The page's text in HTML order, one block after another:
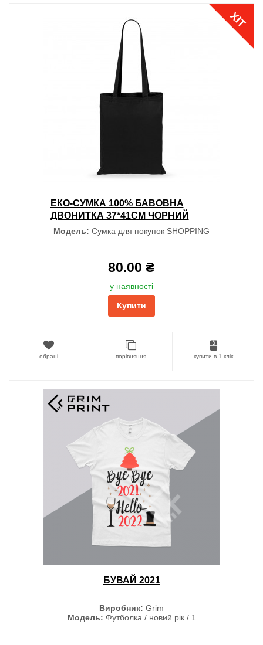
ХІТ
ЕКО-СУМКА 100% БАВОВНА
ДВОНИТКА 37*41СМ ЧОРНИЙ
Модель: Сумка для покупок SHOPPING
80.00 ₴
у наявності
Купити
обрані порівняння купити в 1 клік
БУВАЙ 2021
Виробник: Grim
Модель: Футболка / новий рік / 1